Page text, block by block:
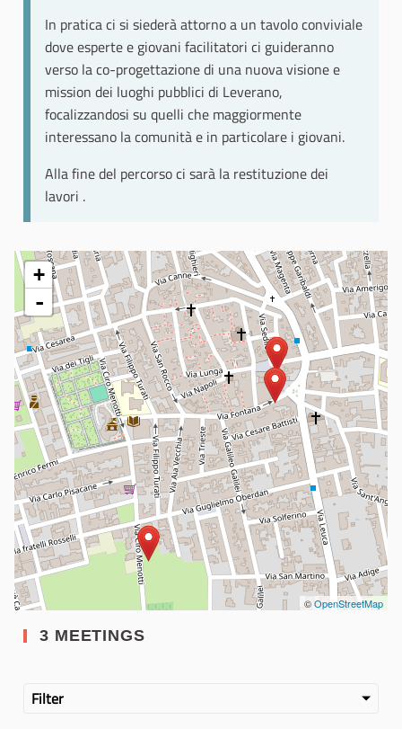
In pratica ci si siederà attorno a un tavolo conviviale
dove esperte e giovani facilitatori ci guideranno
verso la co-progettazione di una nuova visione e
mission dei luoghi pubblici di Leverano,
focalizzandosi su quelli che maggiormente
interessano la comunità e in particolare i giovani.
Alla fine del percorso ci sarà la restituzione dei
lavori .
+
-
©OpenStreetMap
3 MEETINGS
Filter